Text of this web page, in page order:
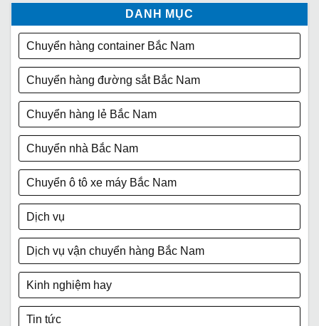
DANH MỤC
Chuyển hàng container Bắc Nam
Chuyển hàng đường sắt Bắc Nam
Chuyển hàng lẻ Bắc Nam
Chuyển nhà Bắc Nam
Chuyển ô tô xe máy Bắc Nam
Dịch vụ
Dịch vụ vận chuyển hàng Bắc Nam
Kinh nghiệm hay
Tin tức